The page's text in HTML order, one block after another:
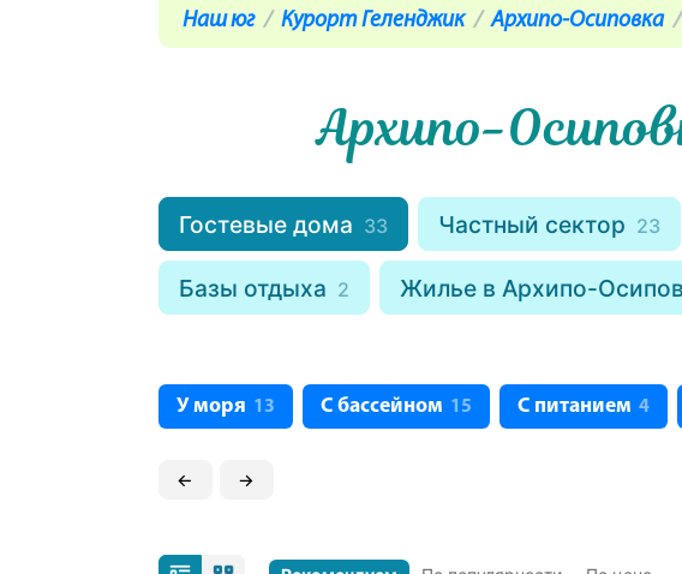
Наш юг Курорт Геленджик Архипо-Осиповка
Архипо-
Гостевые дома 33 Частный сектор 23
Базы отдыха 2 Жилье в Архипо-
У моря 13 С бассейном 15 С питанием 4
← →